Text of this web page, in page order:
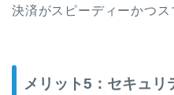
決済がスピーディーかつス
メリット5：セキュリ